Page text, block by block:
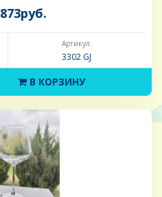
873руб.
Артикул:
3302 GJ
В КОРЗИНУ